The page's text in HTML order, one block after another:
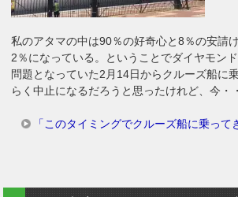
私のアタマの中は90％の好奇心と8％の安請
2％になっている。ということでダイヤモン
問題となっていた2月14日からクルーズ船に
らく中止になるだろうと思ったけれど、今・
「このタイミングでクルーズ船に乗って